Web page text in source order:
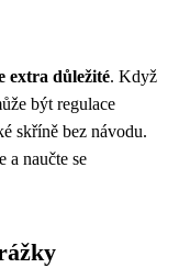
extra důležité. Když
být regulace
skříně bez návodu.
a naučte se